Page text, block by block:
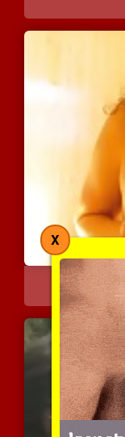
X